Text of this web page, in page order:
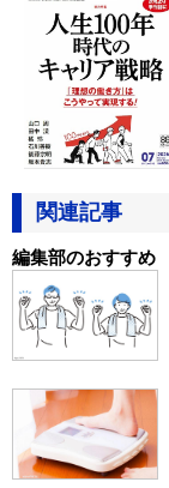
関連記事
編集部のおすすめ